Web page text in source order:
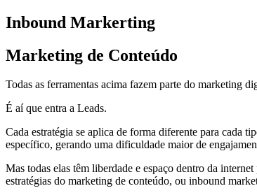
Inbound Markerting
Marketing de Conteúdo
Todas as ferramentas acima fazem parte do marketing
É aí que entra a Leads.
Cada estratégia se aplica de forma diferente para cada
específico, gerando uma dificuldade maior de
Mas todas elas têm liberdade e espaço dentro da
estratégias do marketing de conteúdo, ou inbound